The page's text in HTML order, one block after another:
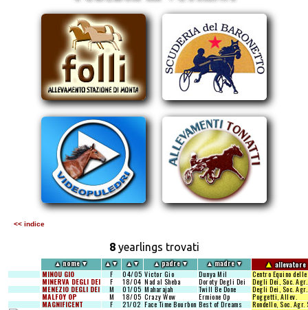
<< indice
8yearlings trovati
▲nome▼ ▲▼ ▲▼ ▲padre▼ ▲madre▼ ▲allevatore
MINOU GIO F 04/05 Victor Gio Dunya Mil Centro Equino
MINERVA DEGLI DEI F 18/04 Nad al Sheba Doroty Degli Dei Degli Dei, Soc. Agr.
MENEZIO DEGLI DEI M 01/05 Maharajah Twill Be Done Degli Dei, Soc. Agr.
MALFOY OP M 18/05 Crazy Wow Ermione Op Poggetti, Allev.
MAGNIFICENT F 21/02 Face Time Bourbon Best of Dreams
Rondello, Soc. Agr.